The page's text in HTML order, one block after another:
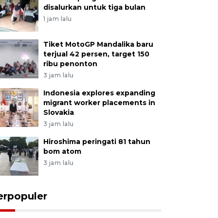
disalurkan untuk tiga bulan
1 jam lalu
Tiket MotoGP Mandalika baru
terjual 42 persen, target 150
ribu penonton
3 jam lalu
Indonesia explores expanding
migrant worker placements in
Slovakia
3 jam lalu
Hiroshima peringati 81 tahun
bom atom
3 jam lalu